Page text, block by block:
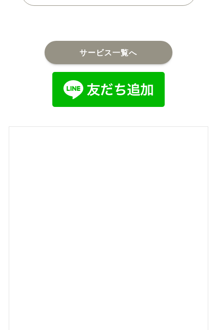
サービス一覧へ